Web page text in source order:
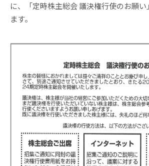
に、「定時株主総会 議決権行使のお願
ます。